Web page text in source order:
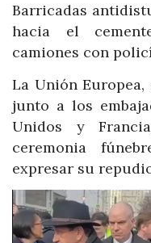
Barricadas
hacia el
camiones con
La Unión
junto a los
Unidos y
ceremonia
expresar su